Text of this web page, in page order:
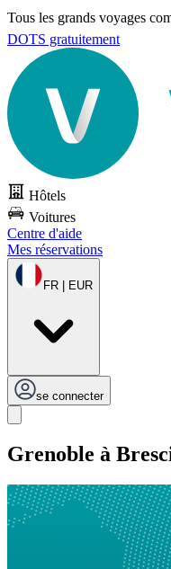
Tous les grands voyages
DOTS gratuitement
Hôtels
Voitures
Centre d'aide
Mes réservations
FR | EUR
se connecter
Grenoble à